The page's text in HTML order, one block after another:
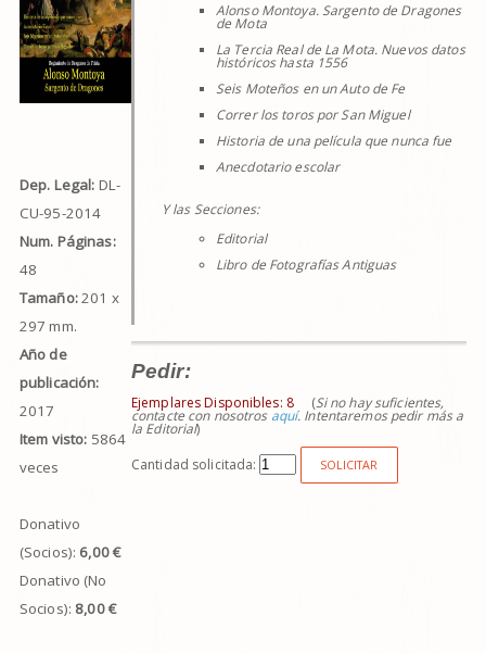
Dep. Legal: DL-
CU-95-2014
Num. Páginas:
48
Tamaño:201 x
297 mm.
Año de
publicación:
2017
Item visto: 5864
veces
Donativo
(Socios): 6,00 €
Donativo (No
Socios): 8,00 €
Alonso Montoya. Sargento de Dragones
de Mota
La Tercia Real de La Mota. Nuevos datos
históricos hasta 1556
Seis Moteños en un Auto de Fe
Correr los toros por San Miguel
Historia de una película que nunca fue
Anecdotario escolar
Y las Secciones:
Editorial
Libro de Fotografías Antiguas
Pedir:
Ejemplares Disponibles: 8(Si no hay suficientes,
contacte con nosotros aquí. Intentaremos pedir más a
la Editorial)
Cantidad solicitada:
SOLICITAR